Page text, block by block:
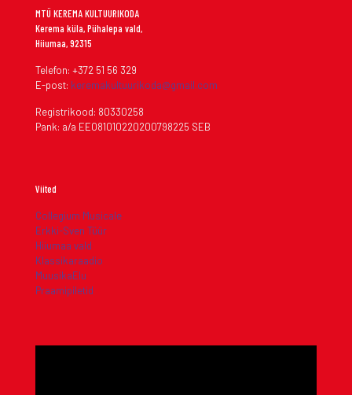
MTÜ KEREMA KULTUURIKODA
Kerema küla, Pühalepa vald,
Hiiumaa, 92315
Telefon: +372 51 56 329
E-post: keremakultuurikoda@gmail.com
Registrikood: 80330258
Pank: a/a EE081010220200798225 SEB
Viited
Collegium Musicale
Erkki-Sven Tüür
Hiiumaa vald
Klassikaraadio
MuusikaElu
Praamipiletid